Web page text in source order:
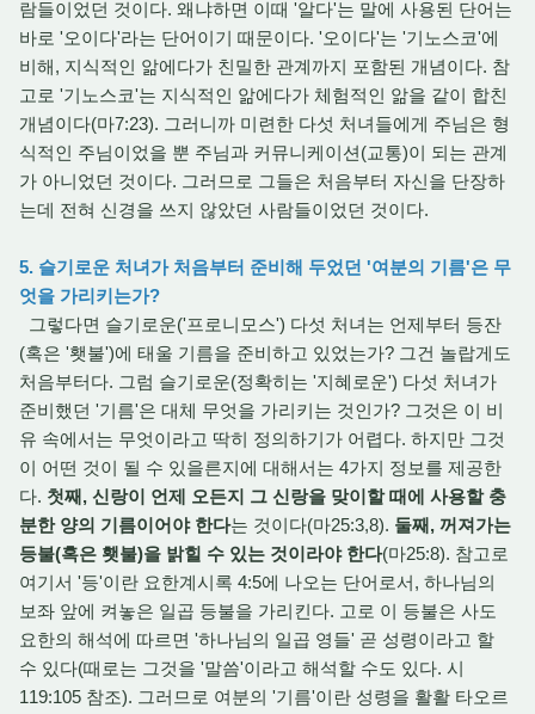
람들이었던 것이다. 왜냐하면 이때 '알다'는 말에 사용된 단어는
바로 '오이다'라는 단어이기 때문이다. '오이다'는 '기노스코'에
비해, 지식적인 앎에다가 친밀한 관계까지 포함된 개념이다. 참
고로 '기노스코'는 지식적인 앎에다가 체험적인 앎을 같이 합친
개념이다(마7:23). 그러니까 미련한 다섯 처녀들에게 주님은 형
식적인 주님이었을 뿐 주님과 커뮤니케이션(교통)이 되는 관계
가 아니었던 것이다. 그러므로 그들은 처음부터 자신을 단장하
는데 전혀 신경을 쓰지 않았던 사람들이었던 것이다.
5. 슬기로운 처녀가 처음부터 준비해 두었던 '여분의 기름'은 무
엇을 가리키는가?
그렇다면 슬기로운('프로니모스') 다섯 처녀는 언제부터 등잔
(혹은 '횃불')에 태울 기름을 준비하고 있었는가? 그건 놀랍게도
처음부터다. 그럼 슬기로운(정확히는 '지혜로운') 다섯 처녀가
준비했던 '기름'은 대체 무엇을 가리키는 것인가? 그것은 이 비
유 속에서는 무엇이라고 딱히 정의하기가 어렵다. 하지만 그것
이 어떤 것이 될 수 있을른지에 대해서는 4가지 정보를 제공한
다. 첫째, 신랑이 언제 오든지 그 신랑을 맞이할 때에 사용할 충
분한 양의 기름이어야 한다는 것이다(마25:3,8). 둘째, 꺼져가는
등불(혹은 횃불)을 밝힐 수 있는 것이라야 한다(마25:8). 참고로
여기서 '등'이란 요한계시록 4:5에 나오는 단어로서, 하나님의
보좌 앞에 켜놓은 일곱 등불을 가리킨다. 고로 이 등불은 사도
요한의 해석에 따르면 '하나님의 일곱 영들' 곧 성령이라고 할
수 있다(때로는 그것을 '말씀'이라고 해석할 수도 있다. 시
119:105 참조). 그러므로 여분의 '기름'이란 성령을 활활 타오르